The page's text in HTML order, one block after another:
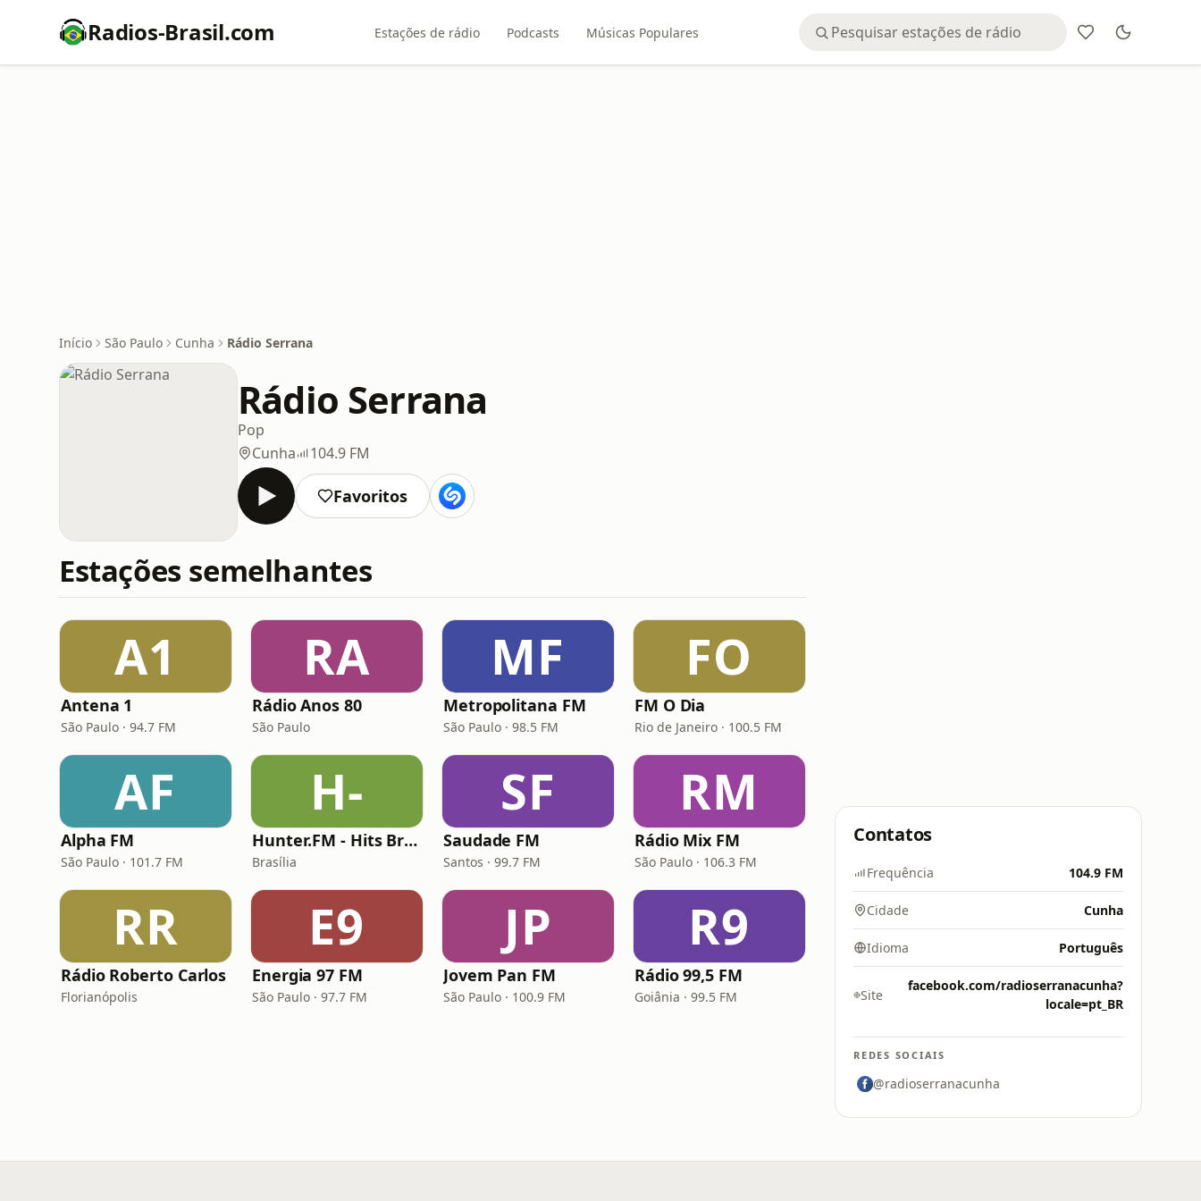
Radios-Brasil.com Estações de rádio Podcasts Músicas Populares
Início São Paulo Cunha Rádio Serrana
Rádio Serrana
Pop
Cunha
104.9 FM
Favoritos
Estações semelhantes
A1
Antena 1
São Paulo · 94.7 FM
RA
Rádio Anos 80
São Paulo
MF
Metropolitana FM
São Paulo · 98.5 FM
FO
FM O Dia
Rio de Janeiro · 100.5 FM
AF
Alpha FM
São Paulo · 101.7 FM
H-
Hunter.FM - Hits Brasil
Brasília
SF
Saudade FM
Santos · 99.7 FM
RM
Rádio Mix FM
São Paulo · 106.3 FM
RR
Rádio Roberto Carlos
Florianópolis
E9
Energia 97 FM
São Paulo · 97.7 FM
JP
Jovem Pan FM
São Paulo · 100.9 FM
R9
Rádio 99,5 FM
Goiânia · 99.5 FM
Contatos
Frequência 104.9 FM
Cidade Cunha
Idioma Português
Site
facebook.com/radioserranacunha?
locale=pt_BR
REDES SOCIAIS
@radioserranacunha